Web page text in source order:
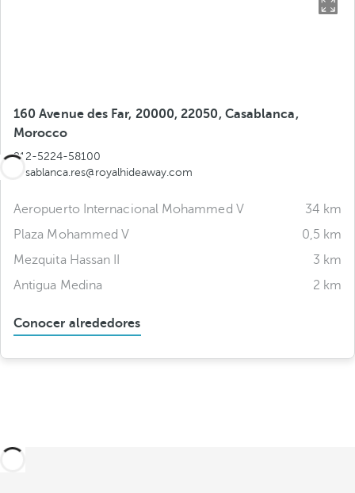
160 Avenue des Far, 20000, 22050, Casablanca,
Morocco
212-5224-58100
casablanca.res@royalhideaway.com
Aeropuerto Internacional Mohammed V
34 km
Plaza Mohammed V
0,5 km
Mezquita Hassan II
3 km
Antigua Medina
2 km
Conocer alrededores